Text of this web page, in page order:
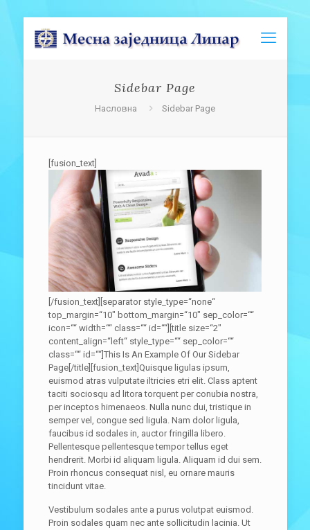
Sidebar Page
Насловна Sidebar Page
[fusion_text]
[/fusion_text][separator style_type=“none“
top_margin=“10″ bottom_margin=“10″ sep_color=““
icon=““ width=““ class=““ id=““][title size=“2″
content_align=“left“ style_type=““ sep_color=““
class=““ id=““]This Is An Example Of Our Sidebar
Page[/title][fusion_text]Quisque ligulas ipsum,
euismod atras vulputate iltricies etri elit. Class aptent
taciti sociosqu ad litora torquent per conubia nostra,
per inceptos himenaeos. Nulla nunc dui, tristique in
semper vel, congue sed ligula. Nam dolor ligula,
faucibus id sodales in, auctor fringilla libero.
Pellentesque pellentesque tempor tellus eget
hendrerit. Morbi id aliquam ligula. Aliquam id dui sem.
Proin rhoncus consequat nisl, eu ornare mauris
tincidunt vitae.
Vestibulum sodales ante a purus volutpat euismod.
Proin sodales quam nec ante sollicitudin lacinia. Ut